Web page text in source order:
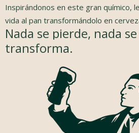
Inspirándonos en este gran químico,
vida al pan transformándolo en
Nada se pierde, nada
transforma.